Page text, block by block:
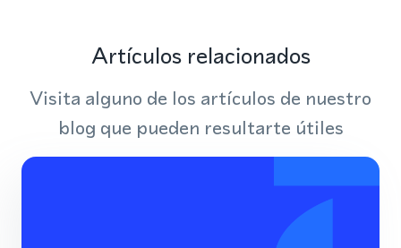
Artículos relacionados
Visita alguno de los artículos de nuestro
blog que pueden resultarte útiles